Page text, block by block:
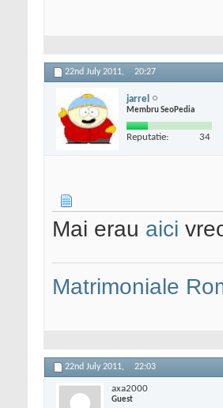
22nd July 2011, 20:27
jarrel
Membru SeoPedia
Reputatie: 34
Mai erau aici
Matrimoniale
22nd July 2011, 22:03
axa2000
Guest